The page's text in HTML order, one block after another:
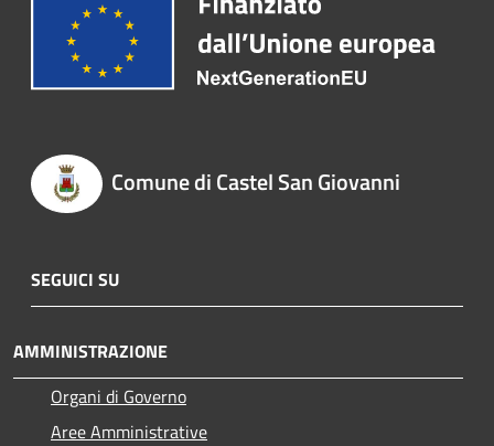
Comune di Castel San Giovanni
SEGUICI SU
AMMINISTRAZIONE
Organi di Governo
Aree Amministrative